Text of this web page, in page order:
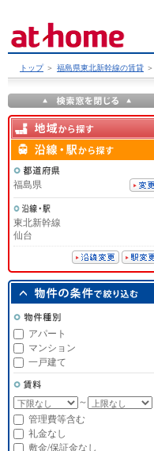
トップ ＞ 福島県東北新幹線の賃貸 ＞
福島県
東北新幹線
仙台
アパート
マンション
一戸建て
～
管理費等含む
礼金なし
敷金/保証金なし